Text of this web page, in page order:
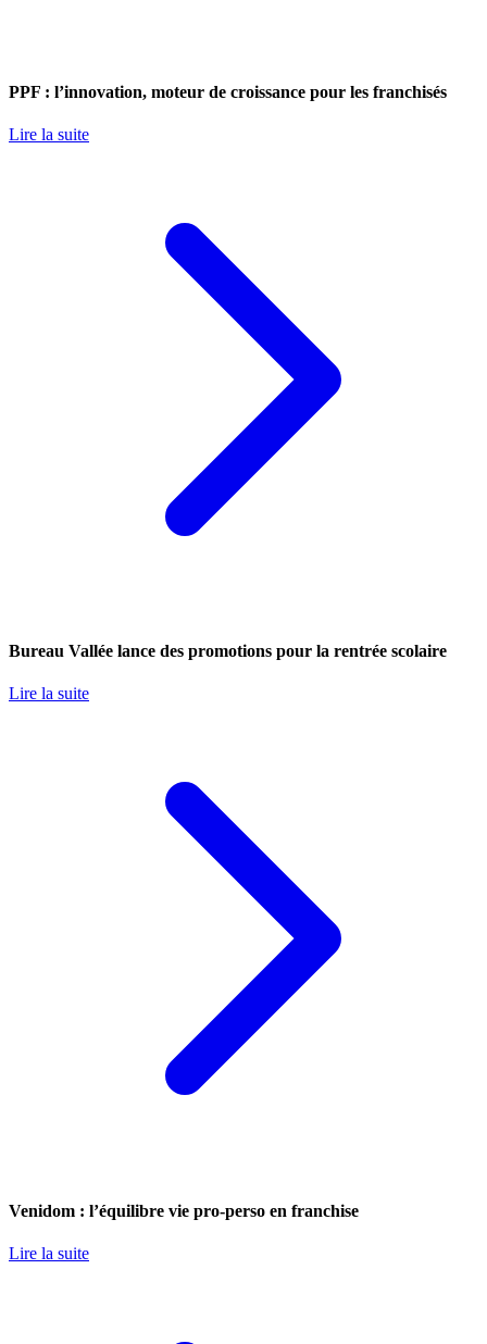
PPF : l’innovation, moteur de croissance pour les franchisés
Lire la suite
Bureau Vallée lance des promotions pour la rentrée scolaire
Lire la suite
Venidom : l’équilibre vie pro-perso en franchise
Lire la suite